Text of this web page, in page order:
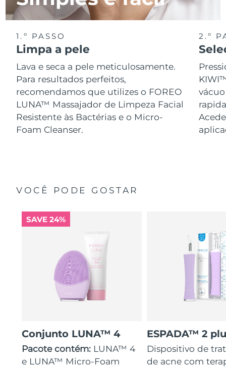
1.º PASSO
Limpa a pele
Lava e seca a pele meticulosamente.
Para resultados perfeitos,
recomendamos que utilizes o FOREO
LUNA™ Massajador de Limpeza Facial
Resistente às Bactérias e o Micro-
Foam Cleanser.
2.º
VOCÊ PODE GOSTAR
SAVE 24%
Conjunto LUNA™ 4
Pacote contém: LUNA™ 4
e LUNA™ Micro-Foam
ESPADA™ 2
Dispositivo de
de acne com